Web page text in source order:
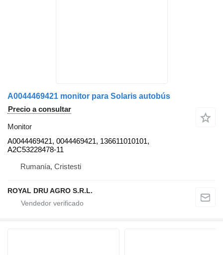
A0044469421 monitor para Solaris autobús
Precio a consultar
Monitor
A0044469421, 0044469421, 136611010101,
A2C53228478-11
Rumanía, Cristesti
ROYAL DRU AGRO S.R.L.